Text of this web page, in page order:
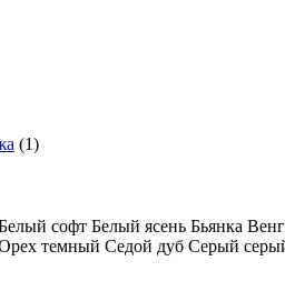
(1)
софт Белый ясень Бьянка
темный Седой дуб Серый